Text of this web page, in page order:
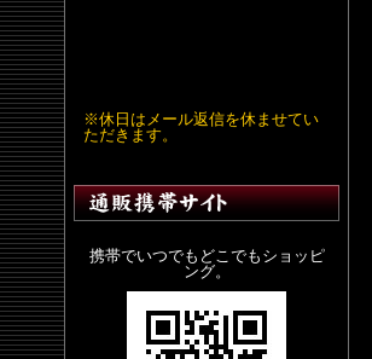
※休日はメール返信を休ませてい
ただきます。
携帯でいつでもどこでもショッピ
ング。